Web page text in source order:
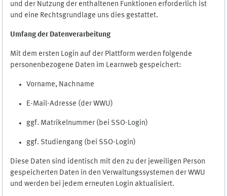
und der Nutzung der enthaltenen Funktionen erforderlich ist
und eine Rechtsgrundlage uns dies gestattet.
Umfang der Datenverarbeitung
Mit dem ersten Login auf der Plattform werden folgende
personenbezogene Daten im Learnweb gespeichert:
Vorname, Nachname
E-Mail-Adresse (der WWU)
ggf. Matrikelnummer (bei SSO-Login)
ggf. Studiengang (bei SSO-Login)
Diese Daten sind identisch mit den zu der jeweiligen Person
gespeicherten Daten in den Verwaltungssystemen der WWU
und werden bei jedem erneuten Login aktualisiert.